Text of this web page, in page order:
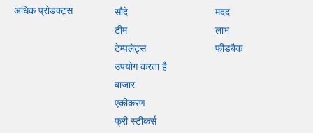
अधिक प्रोडक्ट्स
सौदे
टीम
टेम्पलेट्स
उपयोग करता है
बाजार
एकीकरण
फ्री स्टीकर्स
मदद
लाभ
फीडबैक